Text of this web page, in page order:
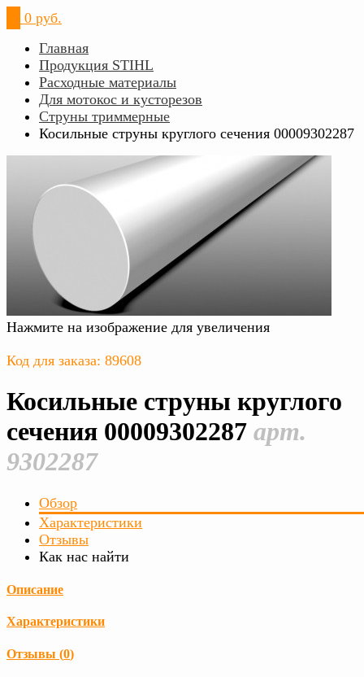
0 руб.
Главная
Продукция STIHL
Расходные материалы
Для мотокос и кусторезов
Струны триммерные
Косильные струны круглого сечения 00009302287
Нажмите на изображение для увеличения
Код для заказа: 89608
Косильные струны круглого
сечения 00009302287 арт.
9302287
Обзор
Характеристики
Отзывы
Как нас найти
Описание
Характеристики
Отзывы (0)